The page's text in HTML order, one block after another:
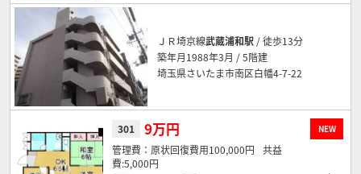
ＪＲ埼京線武蔵浦和駅 / 徒歩13分
築年月1988年3月 / 5階建
埼玉県さいたま市南区白幡4-7-22
NEW
301 9万円
原状回復費用100,000円
5,000円